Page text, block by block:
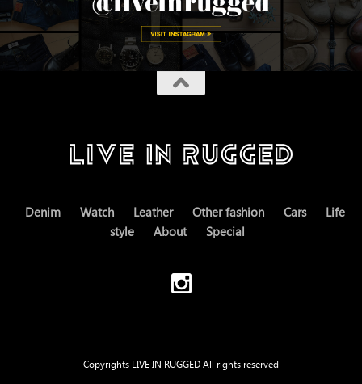
Denim Watch Leather Other fashion Cars
Life
style
About Special
Copyrights LIVE IN RUGGED All rights reserved